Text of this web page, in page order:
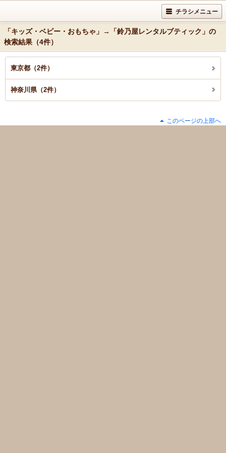
チラシメニュー
「キッズ・ベビー・おもちゃ」→「鈴乃屋レンタルブティック」の
検索結果（4件）
東京都（2件）
神奈川県（2件）
このページの上部へ